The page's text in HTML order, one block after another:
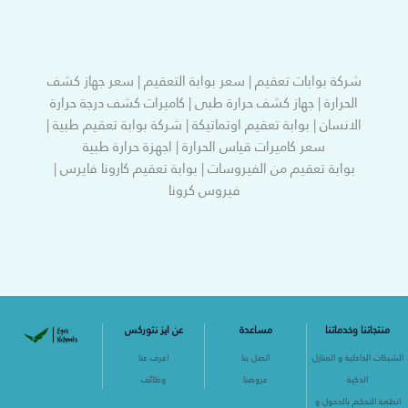
شركة بوابات تعقيم | سعر بوابة التعقيم | سعر جهاز كشف
الحرارة | جهاز كشف حرارة طبى | كاميرات كشف درجة حرارة
الانسان | بوابة تعقيم اوتماتيكة | شركة بوابة تعقيم طبية |
سعر كاميرات قياس الحرارة | اجهزة حرارة طبية
بوابة تعقيم من الفيروسات | بوابة تعقيم كارونا فايرس |
فيروس كرونا
منتجاتنا وخدماتنا
الشبكات الداخلية و المنازل
الذكية
انظمة التحكم بالدخول و
مساعدة
اتصل بنا
عروضنا
عن ايز نتوركس
اعرف عنا
وظائف